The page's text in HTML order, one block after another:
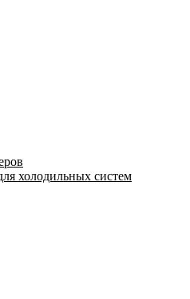
холодильных систем